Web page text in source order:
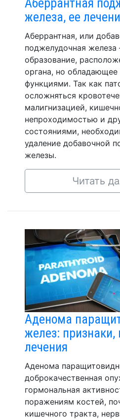
Аберрантная
железа, ее
Аберрантная, или
поджелудочная
образование,
органа, но
функциями. Так как
осложняться
малигнизацией,
непроходимостью и
состояниями,
удаление добавочной
железы.
Читать
Аденома
желез:
лечения
Аденома
доброкачественная
гормональная
поражениям костей,
кишечного тракта,